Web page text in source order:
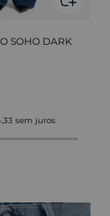
SOHO DARK
sem juros